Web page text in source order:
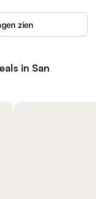
zien
in San